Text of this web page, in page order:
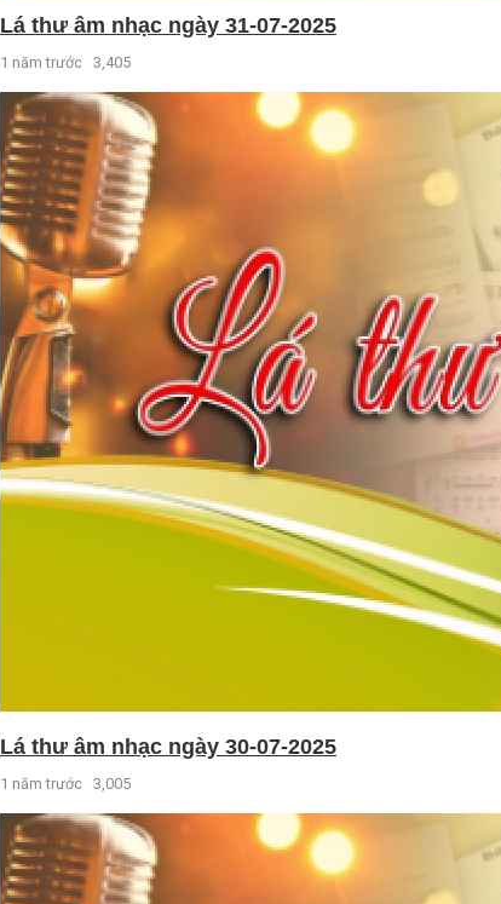
Lá thư âm nhạc ngày 31-07-2025
1 năm trước 3,405
Lá thư âm nhạc ngày 30-07-2025
1 năm trước 3,005